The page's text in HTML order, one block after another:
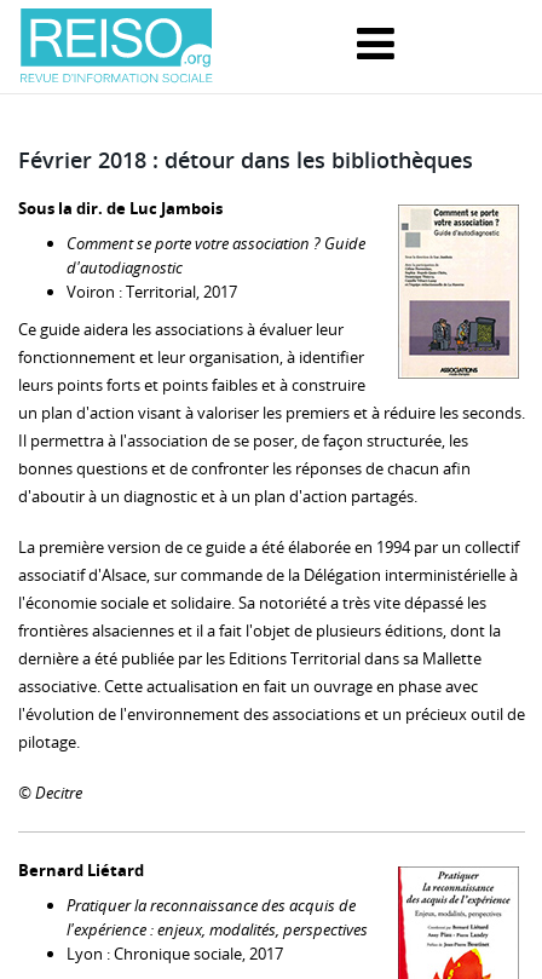
Février 2018 : détour dans les bibliothèques
Sous la dir. de Luc Jambois
Comment se porte votre association ? Guide
d'autodiagnostic
Voiron : Territorial, 2017
Ce guide aidera les associations à évaluer leur
fonctionnement et leur organisation, à identifier
leurs points forts et points faibles et à construire
un plan d'action visant à valoriser les premiers et à réduire les seconds.
Il permettra à l'association de se poser, de façon structurée, les
bonnes questions et de confronter les réponses de chacun afin
d'aboutir à un diagnostic et à un plan d'action partagés.
La première version de ce guide a été élaborée en 1994 par un collectif
associatif d'Alsace, sur commande de la Délégation interministérielle à
l'économie sociale et solidaire. Sa notoriété a très vite dépassé les
frontières alsaciennes et il a fait l'objet de plusieurs éditions, dont la
dernière a été publiée par les Editions Territorial dans sa Mallette
associative. Cette actualisation en fait un ouvrage en phase avec
l'évolution de l'environnement des associations et un précieux outil de
pilotage.
© Decitre
Bernard Liétard
Pratiquer la reconnaissance des acquis de
l'expérience : enjeux, modalités, perspectives
Lyon : Chronique sociale, 2017